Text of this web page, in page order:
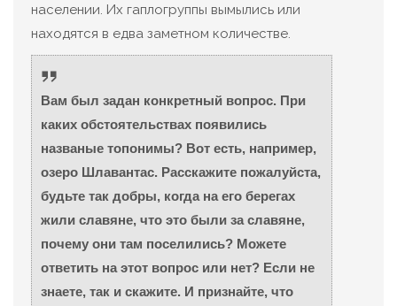
населении. Их гаплогруппы вымылись или
находятся в едва заметном количестве.
Вам был задан конкретный вопрос. При
каких обстоятельствах появились
названые топонимы? Вот есть, например,
озеро Шлавантас. Расскажите пожалуйста,
будьте так добры, когда на его берегах
жили славяне, что это были за славяне,
почему они там поселились? Можете
ответить на этот вопрос или нет? Если не
знаете, так и скажите. И признайте, что